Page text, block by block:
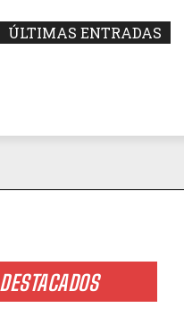
ÚLTIMAS ENTRADAS
DESTACADOS